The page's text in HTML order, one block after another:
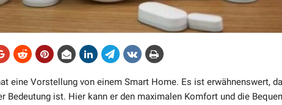
eine Vorstellung von einem Smart Home. Es ist erwähnenswert,
Bedeutung ist. Hier kann er den maximalen Komfort und die